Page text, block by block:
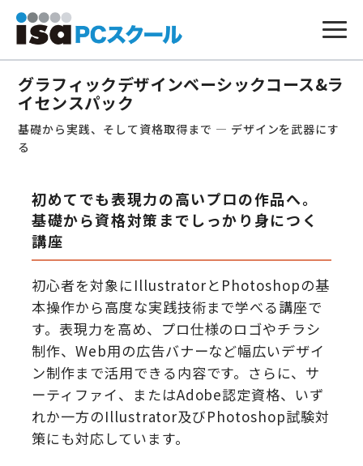
本
グラフィックデザインベーシックコース&ラ
イセンスパック
基礎から実践、そして資格取得まで ― デザインを武器にす
る
初めてでも表現力の高いプロの作品へ。
基礎から資格対策までしっかり身につく
講座
初心者を対象にIllustratorとPhotoshopの基
本操作から高度な実践技術まで学べる講座で
す。表現力を高め、プロ仕様のロゴやチラシ
制作、Web用の広告バナーなど幅広いデザイ
ン制作まで活用できる内容です。さらに、サ
ーティファイ、またはAdobe認定資格、いず
れか一方のIllustrator及びPhotoshop試験対
策にも対応しています。